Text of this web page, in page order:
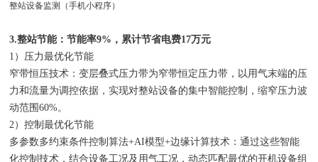
整站设备监测（手机小程序）
3.整站节能：节能率9%，累计节省电费17万元
1）压力最优化节能
窄带恒压技术：变层叠式压力带为窄带恒定压力带，以用气末端的压
力和流量为调控依据，实现对整站设备的集中智能控制，缩窄压力波
动范围60%。
2）控制最优化节能
多参数多约束条件控制算法+AI模型+边缘计算技术：通过这些智能
化控制技术，结合设备工况及用气工况，动态匹配最优的开机设备组